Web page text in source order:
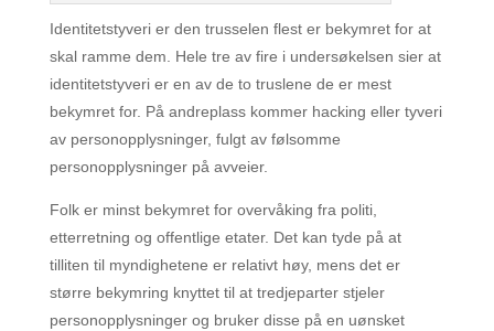
Identitetstyveri er den trusselen flest er bekymret for at
skal ramme dem. Hele tre av fire i undersøkelsen sier at
identitetstyveri er en av de to truslene de er mest
bekymret for. På andreplass kommer hacking eller tyveri
av personopplysninger, fulgt av følsomme
personopplysninger på avveier.
Folk er minst bekymret for overvåking fra politi,
etterretning og offentlige etater. Det kan tyde på at
tilliten til myndighetene er relativt høy, mens det er
større bekymring knyttet til at tredjeparter stjeler
personopplysninger og bruker disse på en uønsket